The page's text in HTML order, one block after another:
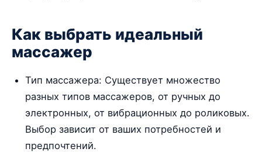
Как выбрать идеальный
массажер
Тип массажера: Существует множество
разных типов массажеров, от ручных до
электронных, от вибрационных до роликовых.
Выбор зависит от ваших потребностей и
предпочтений.